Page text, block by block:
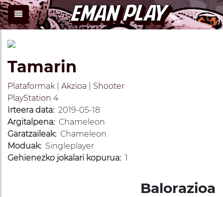
Tamarin
Plataformak Akzioa
Shooter
PlayStation 4
Irteera data: 2019-05-18
Argitalpena: Chameleon
Garatzaileak: Chameleon
Moduak: Singleplayer
Gehienezko jokalari kopurua: 1
Balorazioa